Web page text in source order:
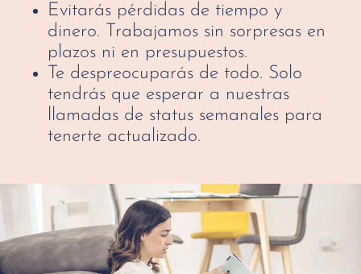
Evitarás pérdidas de tiempo y
dinero. Trabajamos sin sorpresas en
plazos ni en presupuestos.
Te despreocuparás de todo. Solo
tendrás que esperar a nuestras
llamadas de status semanales para
tenerte actualizado.